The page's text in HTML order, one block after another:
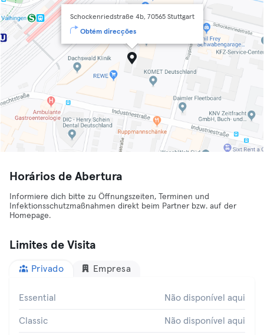
Schockenriedstraße 4b, 70565 Stuttgart
Obtém direcções
Horários de Abertura
Informiere dich bitte zu Öffnungszeiten, Terminen und
Infektionsschutzmaßnahmen direkt beim Partner bzw. auf der
Homepage.
Limites de Visita
Privado Empresa
Essential Não disponível aqui
Classic Não disponível aqui